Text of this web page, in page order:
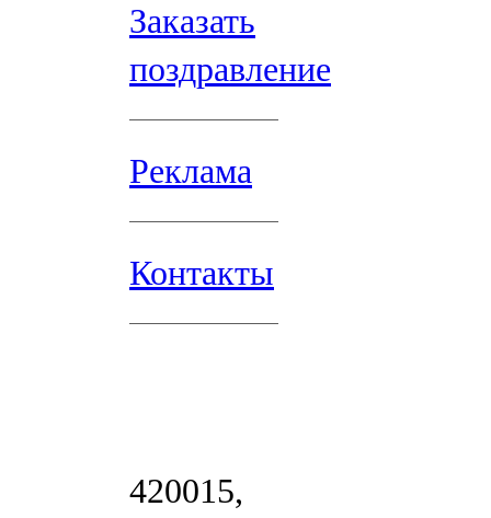
Заказать
поздравление
Реклама
Контакты
420015,